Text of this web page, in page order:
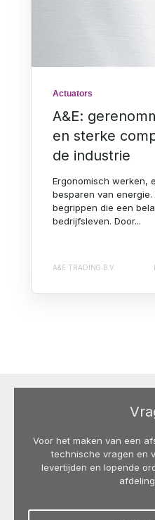
Actuators
A&E:
en sterke
de industrie
Ergonomisch werken,
besparen van energie.
begrippen die een
bedrijfsleven. Door...
A&E TRADING B.V.
Voor het maken van een
technische vragen en
levertijden en lopende